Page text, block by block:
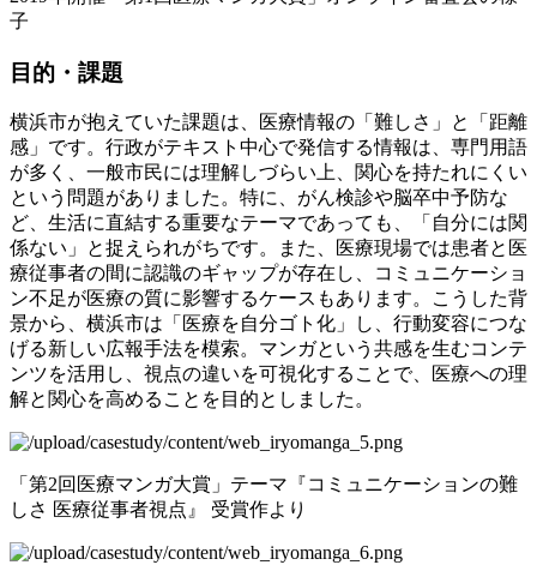
子
目的・課題
横浜市が抱えていた課題は、医療情報の「難しさ」と「距離
感」です。行政がテキスト中心で発信する情報は、専門用語
が多く、一般市民には理解しづらい上、関心を持たれにくい
という問題がありました。特に、がん検診や脳卒中予防な
ど、生活に直結する重要なテーマであっても、「自分には関
係ない」と捉えられがちです。また、医療現場では患者と医
療従事者の間に認識のギャップが存在し、コミュニケーショ
ン不足が医療の質に影響するケースもあります。こうした背
景から、横浜市は「医療を自分ゴト化」し、行動変容につな
げる新しい広報手法を模索。マンガという共感を生むコンテ
ンツを活用し、視点の違いを可視化することで、医療への理
解と関心を高めることを目的としました。
「第2回医療マンガ大賞」テーマ『コミュニケーションの難
しさ 医療従事者視点』 受賞作より